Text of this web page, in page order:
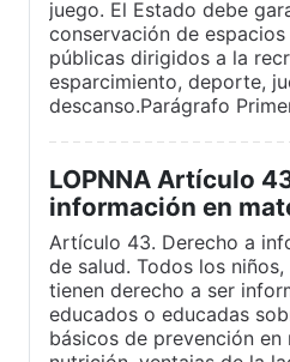
juego. El Estado debe
conservación de
públicas dirigidos a la
esparcimiento, deporte,
descanso.Parágrafo
LOPNNA Artículo
información en
Artículo 43. Derecho a
de salud. Todos los
tienen derecho a ser
educados o educadas
básicos de prevención en